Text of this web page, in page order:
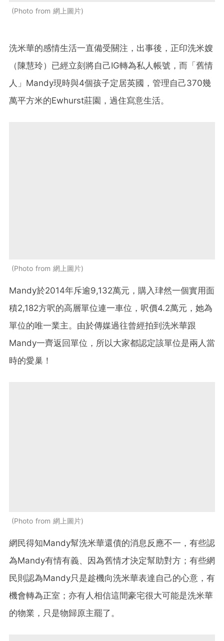
Photo from 網上圖片
洗米華的感情生活一直備受關注，出事後，正印洗米嫂
（陳慧玲）已經立刻將自己IG轉為私人帳號，而「舊情
人」Mandy現時與4個孩子定居英國，管理自己370幾
萬平方米的Ewhurst莊園，過住寫意生活。
Photo from 網上圖片
Mandy於2014年斥逾9,132萬元，購入珒然一個實用面
積2,182方呎的高層單位連一車位，呎價4.2萬元，她為
單位的唯一業主。由於傳媒過往曾經拍到洗米華跟
Mandy一齊返回單位，所以大家都認定該單位是兩人當
時的愛巢！
Photo from 網上圖片
網民得知Mandy幫洗米華還債的消息反應不一，有些認
為Mandy有情有義、因為舊情才決定幫助對方；有些網
民則認為Mandy只是趁機向洗米華表達自己的心意，有
機會轉為正室；亦有人相信這間豪宅很大可能是洗米華
的物業，只是物歸原主罷了。